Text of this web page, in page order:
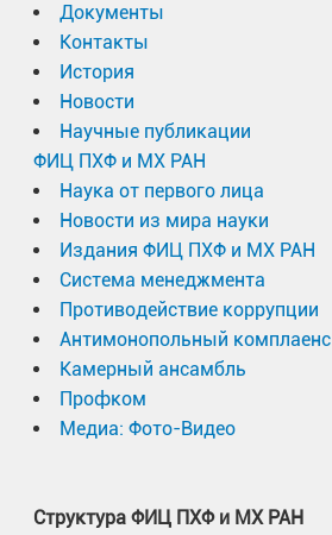
Документы
Контакты
История
Новости
Научные публикации
ФИЦ ПХФ и МХ РАН
Наука от первого лица
Новости из мира науки
Издания ФИЦ ПХФ и МХ РАН
Система менеджмента
Противодействие коррупции
Антимонопольный комплаенс
Камерный ансамбль
Профком
Медиа: Фото-Видео
Структура ФИЦ ПХФ и МХ РАН